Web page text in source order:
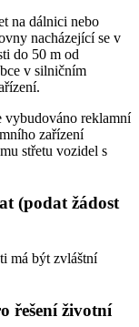
na dálnici nebo
nacházející se v
do 50 m od
v silničním
vybudováno reklamní
zařízení
střetu vozidel s
(podat žádost
má být zvláštní
řešení životní